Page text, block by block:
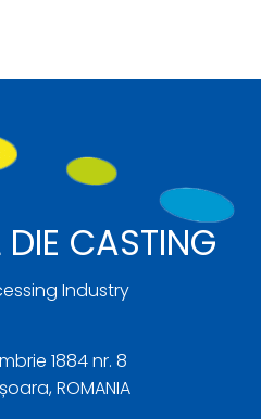
CASTING
Industry
1884 nr. 8
ROMANIA